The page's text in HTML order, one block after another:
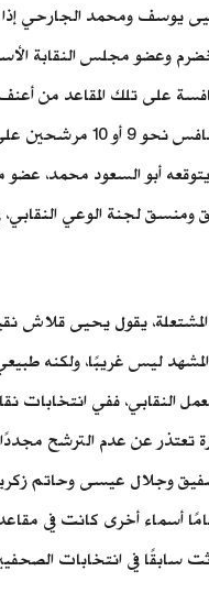
يوسف ومحمد الجارحي
وعضو مجلس النقابة
على تلك المقاعد من
في تاريخها، إذ يتنافس
أبو السعود محمد،
ومنسق لجنة الوعي النقابي،
المشتعلة، يقول يحيى قلاش
ليس غريبًا، ولكنه
النقابي، ففي انتخابات
تعتذر عن عدم الترشح مجددًا
وجلال عيسى وحاتم
سابقًا في انتخابات